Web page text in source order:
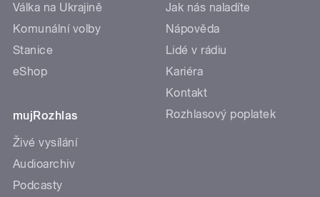
Válka na Ukrajině
Komunální volby
Stanice
eShop
mujRozhlas
Živé vysílání
Audioarchiv
Podcasty
Jak nás naladíte
Nápověda
Lidé v rádiu
Kariéra
Kontakt
Rozhlasový poplatek